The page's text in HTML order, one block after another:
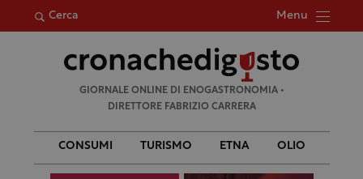
Cerca Menu
per:
GIORNALE ONLINE DI ENOGASTRONOMIA •
DIRETTORE FABRIZIO CARRERA
CONSUMI TURISMO ETNA OLIO